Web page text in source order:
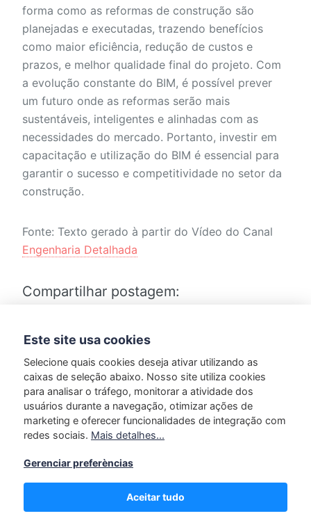
forma como as reformas de construção são
planejadas e executadas, trazendo benefícios
como maior eficiência, redução de custos e
prazos, e melhor qualidade final do projeto. Com
a evolução constante do BIM, é possível prever
um futuro onde as reformas serão mais
sustentáveis, inteligentes e alinhadas com as
necessidades do mercado. Portanto, investir em
capacitação e utilização do BIM é essencial para
garantir o sucesso e competitividade no setor da
construção.
Fonte: Texto gerado à partir do Vídeo do Canal
Engenharia Detalhada
Compartilhar postagem:
Marcado em: Reforma
Kamala Shinader
Este site usa cookies
Selecione quais cookies deseja ativar utilizando as
caixas de seleção abaixo. Nosso site utiliza cookies
para analisar o tráfego, monitorar a atividade dos
usuários durante a navegação, otimizar ações de
marketing e oferecer funcionalidades de integração com
redes sociais. Mais detalhes...
Gerenciar preferèncias
Aceitar tudo